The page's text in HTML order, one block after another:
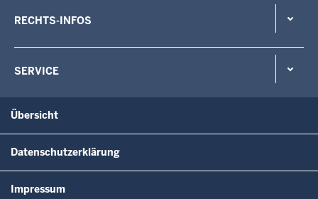
RECHTS-INFOS
SERVICE
Übersicht
Datenschutzerklärung
Impressum